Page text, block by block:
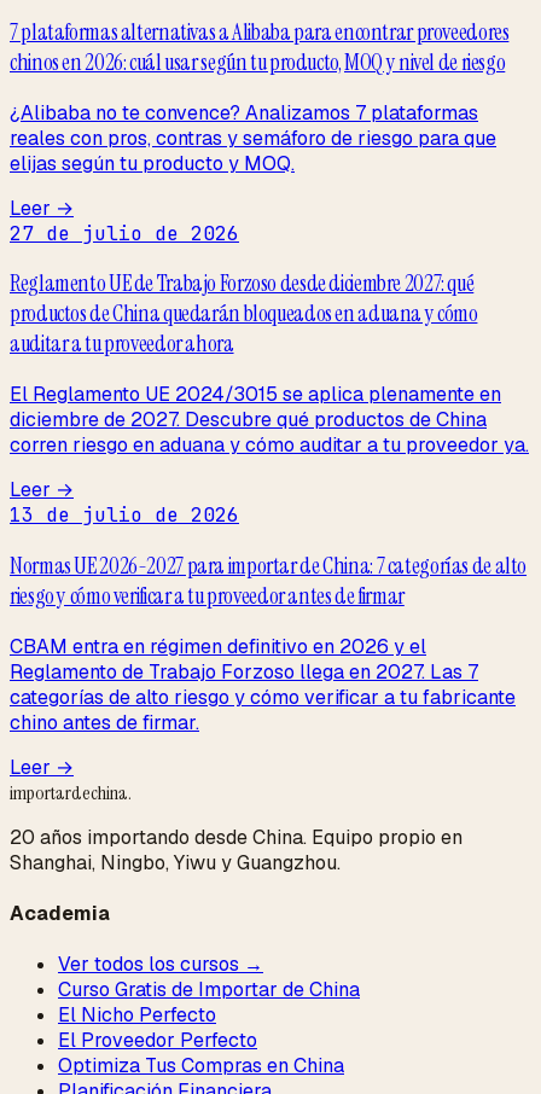
7 plataformas alternativas a Alibaba para encontrar proveedores
chinos en 2026: cuál usar según tu producto, MOQ y nivel de riesgo
¿Alibaba no te convence? Analizamos 7 plataformas
reales con pros, contras y semáforo de riesgo para que
elijas según tu producto y MOQ.
Leer →
27 de julio de 2026
Reglamento UE de Trabajo Forzoso desde diciembre 2027: qué
productos de China quedarán bloqueados en aduana y cómo
auditar a tu proveedor ahora
El Reglamento UE 2024/3015 se aplica plenamente en
diciembre de 2027. Descubre qué productos de China
corren riesgo en aduana y cómo auditar a tu proveedor ya.
Leer →
13 de julio de 2026
Normas UE 2026-2027 para importar de China: 7 categorías de alto
riesgo y cómo verificar a tu proveedor antes de firmar
CBAM entra en régimen definitivo en 2026 y el
Reglamento de Trabajo Forzoso llega en 2027. Las 7
categorías de alto riesgo y cómo verificar a tu fabricante
chino antes de firmar.
Leer →
importardechina.
20 años importando desde China. Equipo propio en
Shanghai, Ningbo, Yiwu y Guangzhou.
Academia
Ver todos los cursos →
Curso Gratis de Importar de China
El Nicho Perfecto
El Proveedor Perfecto
Optimiza Tus Compras en China